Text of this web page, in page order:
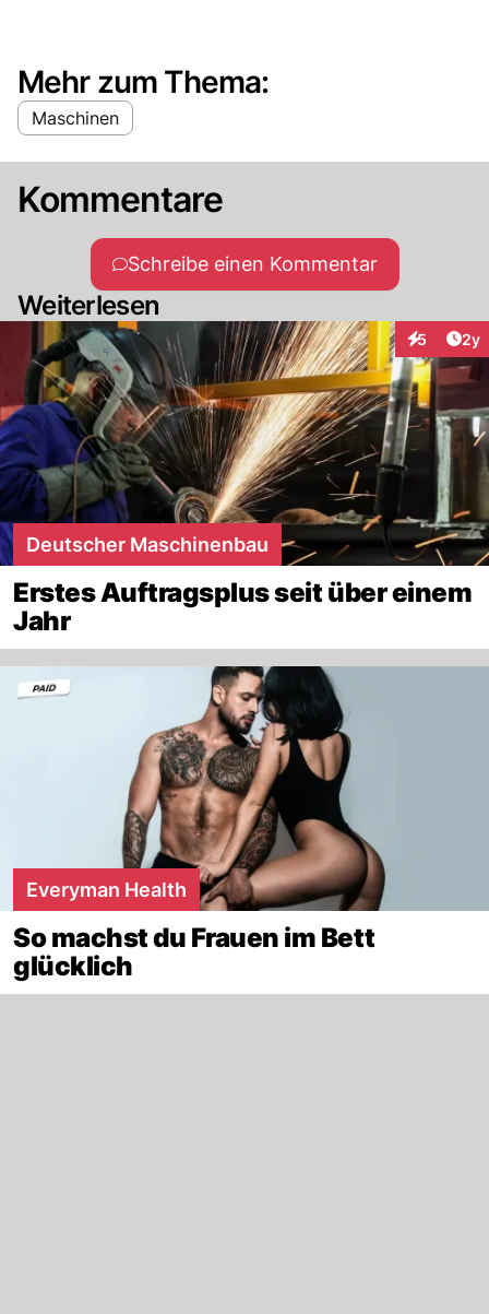
Mehr zum Thema:
Maschinen
Kommentare
Schreibe einen Kommentar
Weiterlesen
5 2y
Deutscher Maschinenbau
Erstes Auftragsplus seit über einem
Jahr
Everyman Health
So machst du Frauen im Bett
glücklich